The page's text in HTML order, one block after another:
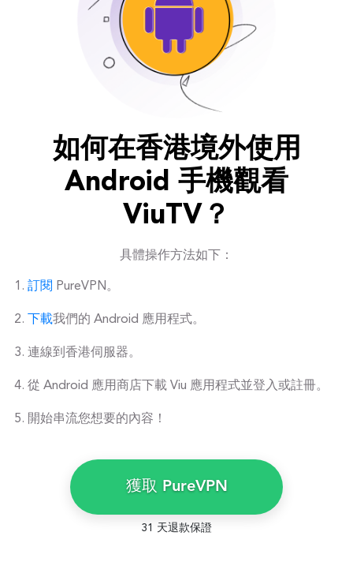
如何在香港境外使用
Android 手機觀看
ViuTV？
具體操作方法如下：
訂閱 PureVPN。
下載我們的 Android 應用程式。
連線到香港伺服器。
從 Android 應用商店下載 Viu 應用程式並登入或註冊。
開始串流您想要的內容！
獲取 PureVPN
31 天退款保證